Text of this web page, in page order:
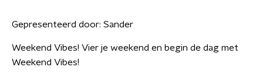
Gepresenteerd door: Sander
Weekend Vibes! Vier je weekend en begin de dag met
Weekend Vibes!